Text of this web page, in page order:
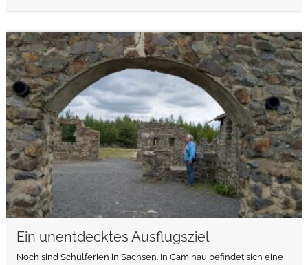
Ein unentdecktes Ausflugsziel
Noch sind Schulferien in Sachsen. In Caminau befindet sich eine
weiterlesen